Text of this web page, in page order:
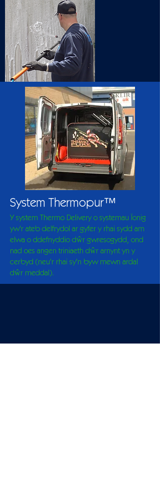
System Thermopur™
Y system Thermo Delivery o systemau Ïonig
yw'r ateb delfrydol ar gyfer y rhai sydd am
elwa o ddefnyddio dŵr gwresogydd, ond
nad oes angen triniaeth dŵr arnynt yn y
cerbyd (neu'r rhai sy'n byw mewn ardal
dŵr meddal).